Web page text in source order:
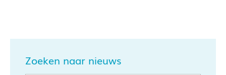
Zoeken naar nieuws